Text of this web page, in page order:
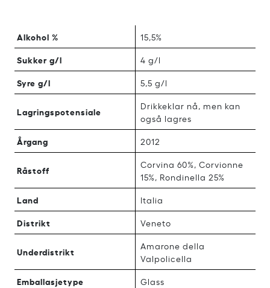
Alkohol % 15,5%
Sukker g/l 4 g/l
Syre g/l 5,5 g/l
Lagringspotensiale
Drikkeklar nå, men kan
også lagres
Årgang 2012
Råstoff
Corvina 60%, Corvionne
15%, Rondinella 25%
Land Italia
Distrikt Veneto
Underdistrikt
Amarone della
Valpolicella
Emballasjetype Glass